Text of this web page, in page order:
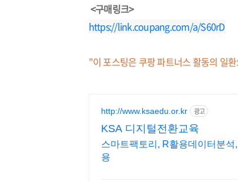
<구매링크>
https://link.coupang.com/a/S60rD
"이 포스팅은 쿠팡 파트너스 활동의 일
http://www.ksaedu.or.kr 광고
KSA 디지털전환교육
스마트팩토리, R활용데이터분
용